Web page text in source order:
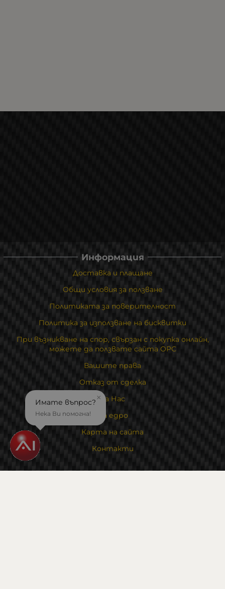
Информация
Доставка и плащане
Общи условия за ползване
Политиката за поверителност
Политика за използване на бисквитки
При възникване на спор, свързан с покупка онлайн,
можете да ползвате сайта ОРС
Вашите права
Отказ от сделка
За Нас
На едро
Карта на сайта
Контакти
×
Имате въпрос?
Нека Ви помогна!